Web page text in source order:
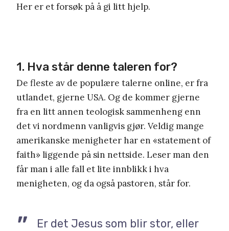
Her er et forsøk på å gi litt hjelp.
1. Hva står denne taleren for?
De fleste av de populære talerne online, er fra
utlandet, gjerne USA. Og de kommer gjerne
fra en litt annen teologisk sammenheng enn
det vi nordmenn vanligvis gjør. Veldig mange
amerikanske menigheter har en «statement of
faith» liggende på sin nettside. Leser man den
får man i alle fall et lite innblikk i hva
menigheten, og da også pastoren, står for.
Er det Jesus som blir stor, eller